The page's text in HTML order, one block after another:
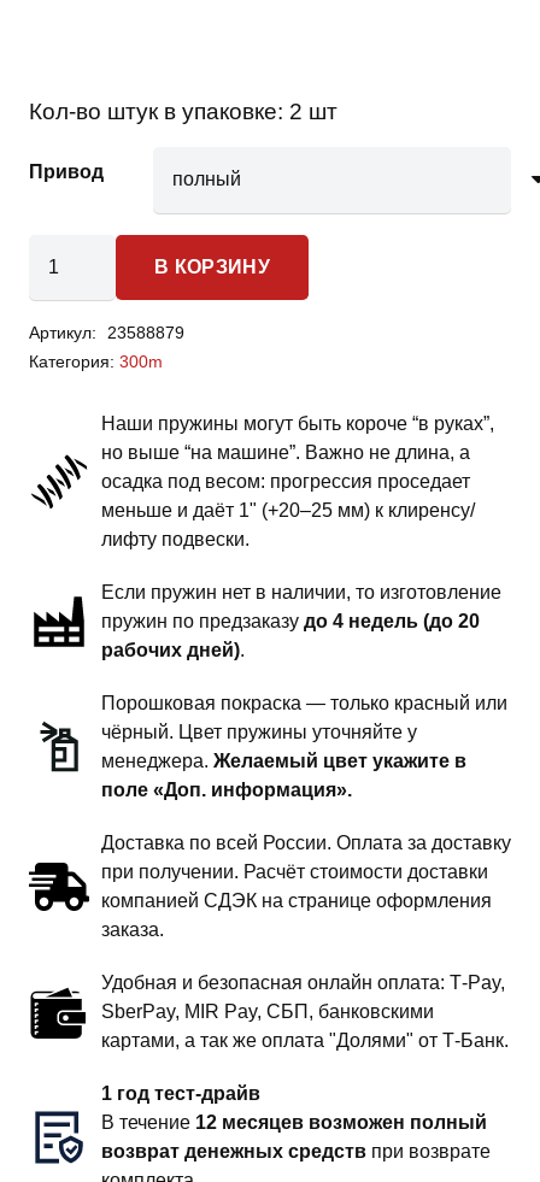
Кол-во штук в упаковке: 2 шт
Привод
товара
300m
-
подвески
-
комфорт
В КОРЗИНУ
Артикул:
23588879
Категория: 300m
Наши пружины могут быть короче “в руках”,
но выше “на машине”. Важно не длина, а
осадка под весом: прогрессия проседает
меньше и даёт 1" (+20–25 мм) к клиренсу/
лифту подвески.
Если пружин нет в наличии, то изготовление
пружин по предзаказу до 4 недель (до 20
рабочих дней).
Порошковая покраска — только красный или
чёрный. Цвет пружины уточняйте у
менеджера. Желаемый цвет укажите в
поле «Доп. информация».
Доставка по всей России. Оплата за доставку
при получении. Расчёт стоимости доставки
компанией СДЭК на странице оформления
заказа.
Удобная и безопасная онлайн оплата: T‑Pay,
SberPay, MIR Pay, СБП, банковскими
картами, а так же оплата "Долями" от Т-Банк.
1 год тест-драйв
В течение 12 месяцев возможен полный
возврат денежных средств при возврате